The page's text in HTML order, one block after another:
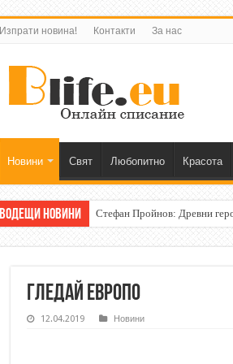
Изпрати новина! Контакти За нас
Новини Свят Любопитно Красота
Водещи новини Стефан Пройнов: Древни
Стефан Пройнов: Вижте как
Гледай Европо
12.04.2019 Новини